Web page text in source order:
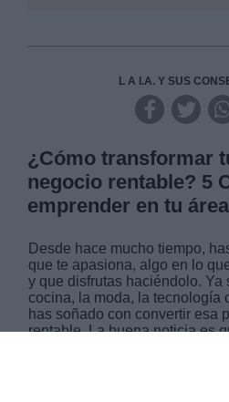
L A I.A. Y SUS
¿Cómo transformar
negocio rentable? 5
emprender en tu
Desde hace mucho tiempo,
que te apasiona, algo en lo
y que disfrutas haciéndolo. Ya
cocina, la moda, la tecnología
has soñado con convertir esa
rentable. La buena noticia es